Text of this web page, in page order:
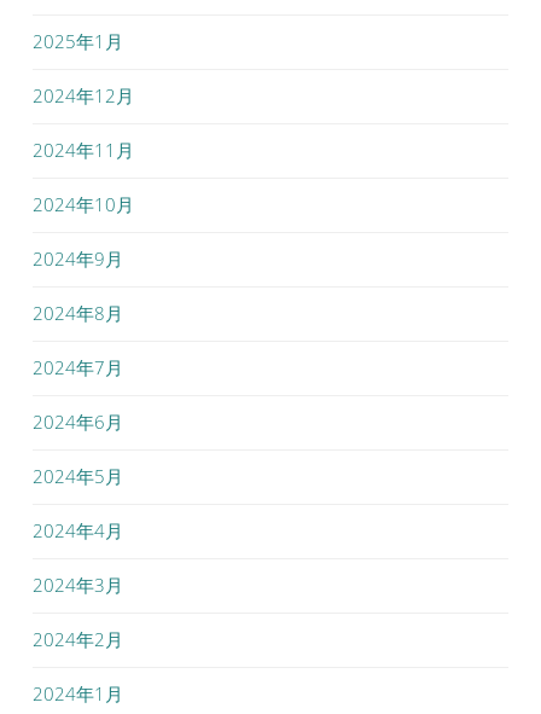
2025年1月
2024年12月
2024年11月
2024年10月
2024年9月
2024年8月
2024年7月
2024年6月
2024年5月
2024年4月
2024年3月
2024年2月
2024年1月